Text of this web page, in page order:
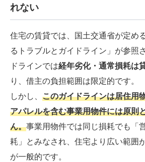
れない
住宅の賃貸では、国土交通省が定め
るトラブルとガイドライン」が参照
ドラインでは経年劣化・通常損耗は
り、借主の負担範囲は限定的です。
しかし、 このガイドラインは居住用
アパレルを含む事業用物件には原則
ん。事業用物件では同じ損耗でも「
耗」とみなされ、住宅より広い範囲
が一般的です。